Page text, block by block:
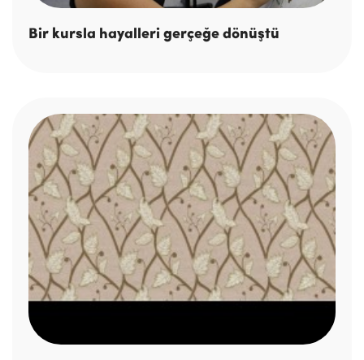
Bir kursla hayalleri gerçeğe dönüştü